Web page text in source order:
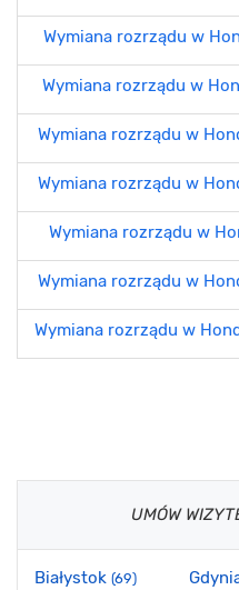
Wymiana rozrządu w
Wymiana rozrządu w
Wymiana rozrządu w
Wymiana rozrządu w
Wymiana rozrządu w
Wymiana rozrządu w
Wymiana rozrządu w
UMÓW
Białystok (69)